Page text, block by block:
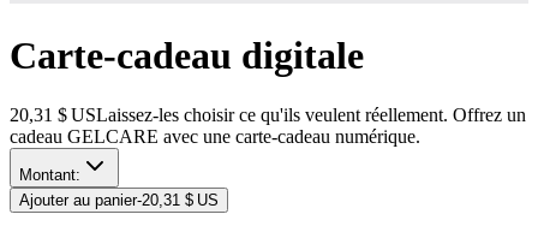
Carte-cadeau digitale
20,31 $ USLaissez-les choisir ce qu'ils veulent réellement. Offrez un
cadeau GELCARE avec une carte-cadeau numérique.
Montant:
Ajouter au panier-20,31 $ US